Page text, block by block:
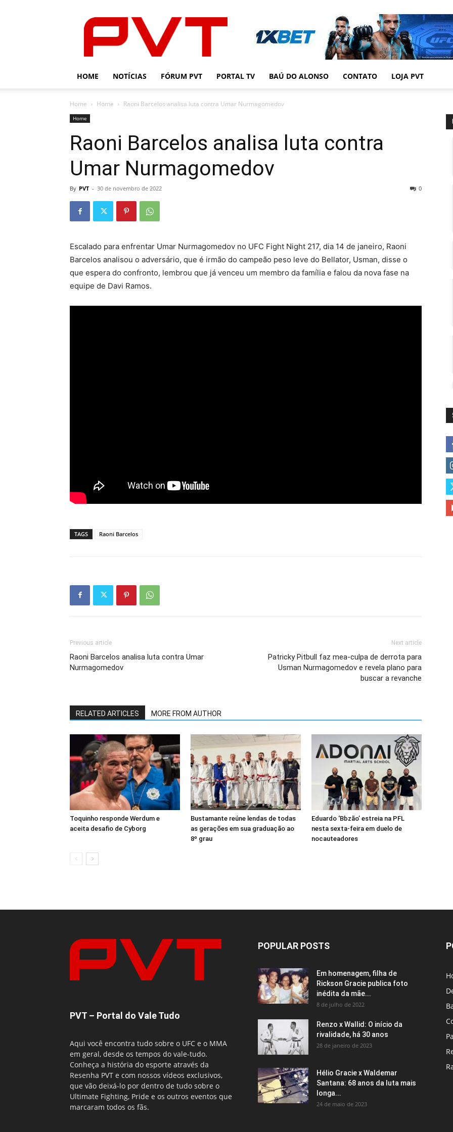
HOME NOTÍCIAS FÓRUM PVT PORTAL TV BAÚ DO ALONSO CONTATO LOJA PVT
Home Home Raoni Barcelos analisa luta contra Umar Nurmagomedov
Home
Raoni Barcelos analisa luta contra
Umar Nurmagomedov
By PVT - 30 de novembro de 2022 0
Escalado para enfrentar Umar Nurmagomedov no UFC Fight Night 217, dia 14 de janeiro, Raoni
Barcelos analisou o adversário, que é irmão do campeão peso leve do Bellator, Usman, disse o
que espera do confronto, lembrou que já venceu um membro da família e falou da nova fase na
equipe de Davi Ramos.
TAGS Raoni Barcelos
Previous article
Raoni Barcelos analisa luta contra Umar
Nurmagomedov
Next article
Patricky Pitbull faz mea-culpa de derrota para
Usman Nurmagomedov e revela plano para
buscar a revanche
RELATED ARTICLES MORE FROM AUTHOR
Toquinho responde Werdum e
aceita desafio de Cyborg
Bustamante reúne lendas de todas
as gerações em sua graduação ao
8º grau
Eduardo ‘Bbzão’ estreia na PFL
nesta sexta-feira em duelo de
nocauteadores
PVT – Portal do Vale Tudo
Aqui você encontra tudo sobre o UFC e o MMA
em geral, desde os tempos do vale-tudo.
Conheça a história do esporte através da
Resenha PVT e com nossos vídeos exclusivos,
que vão deixá-lo por dentro de tudo sobre o
Ultimate Fighting, Pride e os outros eventos que
marcaram todos os fãs.
POPULAR POSTS
Em homenagem, filha de
Rickson Gracie publica foto
inédita da mãe...
8 de julho de 2022
Renzo x Wallid: O início da
rivalidade, há 30 anos
28 de janeiro de 2023
Hélio Gracie x Waldemar
Santana: 68 anos da luta mais
longa...
24 de maio de 2023